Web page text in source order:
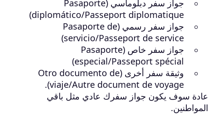
جواز سفر دبلوماسي (Pasaporte
diplomático/Passeport diplomatique)
جواز سفر رسمي (Pasaporte de
servicio/Passeport de service)
جواز سفر خاص (Pasaporte
especial/Passeport spécial)
وثيقة سفر أخرى (Otro documento de
viaje/Autre document de voyage).
عادة سوف يكون جواز سفرك عادي مثل باقي
المواطنين.